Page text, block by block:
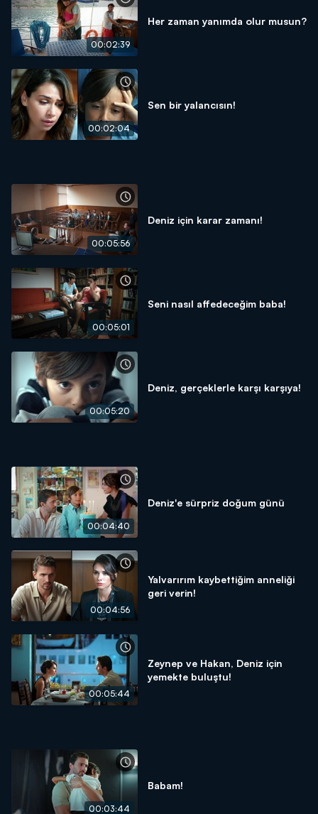
00:02:39
Her zaman yanımda olur musun?
00:02:04
Sen bir yalancısın!
00:05:56
Deniz için karar zamanı!
00:05:01
Seni nasıl affedeceğim baba!
00:05:20
Deniz, gerçeklerle karşı karşıya!
00:04:40
Deniz'e sürpriz doğum günü
00:04:56
Yalvarırım kaybettiğim anneliği
geri verin!
00:05:44
Zeynep ve Hakan, Deniz için
yemekte buluştu!
00:03:44
Babam!